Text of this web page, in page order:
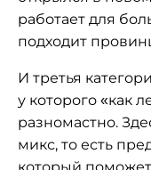
работает для
подходит
И третья
у которого «как
разномастно.
микс, то есть
который поможет